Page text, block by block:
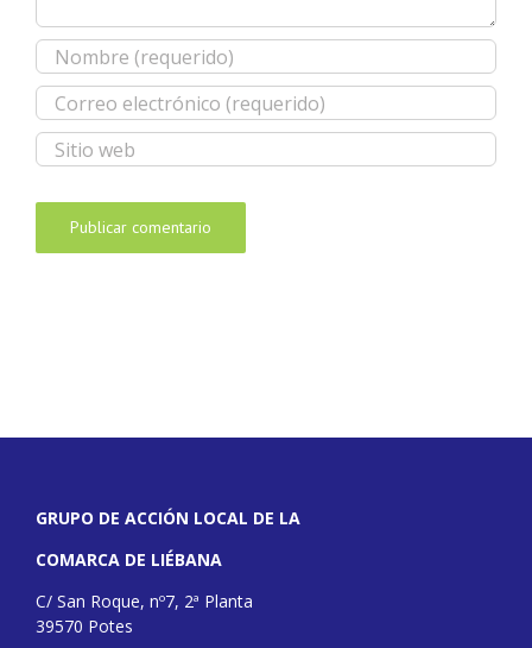
GRUPO DE ACCIÓN LOCAL DE LA
COMARCA DE LIÉBANA
C/ San Roque, nº7, 2ª Planta
39570 Potes